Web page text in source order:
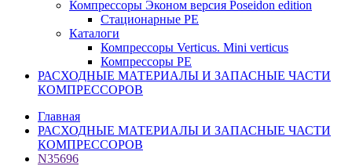
Компрессоры Эконом версия Poseidon edition
Стационарные PE
Каталоги
Компрессоры Verticus. Mini verticus
Компрессоры PE
РАСХОДНЫЕ МАТЕРИАЛЫ И ЗАПАСНЫЕ ЧАСТИ
КОМПРЕССОРОВ
Главная
РАСХОДНЫЕ МАТЕРИАЛЫ И ЗАПАСНЫЕ ЧАСТИ
КОМПРЕССОРОВ
N35696